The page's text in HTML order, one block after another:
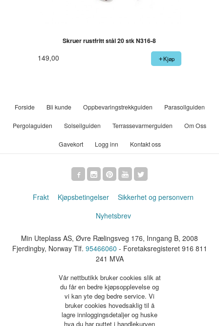
Skruer rustfritt stål 20 stk N316-8
149,00 Kjøp
Forside Bli kunde Oppbevaringstrekkguiden Parasollguiden
Pergolaguiden Solseilguiden Terrassevarmerguiden Om Oss
Gavekort Logg inn Kontakt oss
Frakt Kjøpsbetingelser
Sikkerhet og personvern
Nyhetsbrev
Min Uteplass AS, Øvre Rælingsveg 176, Inngang B, 2008
Fjerdingby, Norway Tlf. 95466060 - Foretaksregisteret 916 811
241 MVA
Vår nettbutikk bruker cookies slik at
du får en bedre kjøpsopplevelse og
vi kan yte deg bedre service. Vi
bruker cookies hovedsaklig til å
lagre innloggingsdetaljer og huske
hva du har puttet i handlekurven